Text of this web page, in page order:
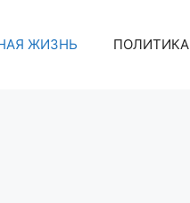
ЖИЗНЬ ПОЛИТИКА